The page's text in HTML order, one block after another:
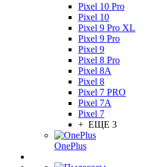
Pixel 10 Pro
Pixel 10
Pixel 9 Pro XL
Pixel 9 Pro
Pixel 9
Pixel 8 Pro
Pixel 8A
Pixel 8
Pixel 7 PRO
Pixel 7A
Pixel 7
+ ЕЩЕ 3
OnePlus